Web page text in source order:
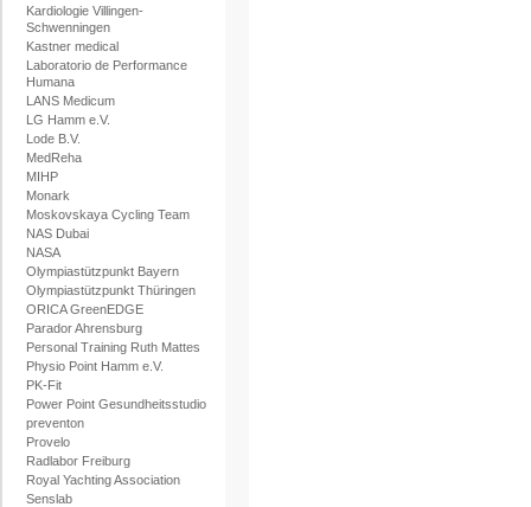
Kardiologie Villingen-
Schwenningen
Kastner medical
Laboratorio de Performance
Humana
LANS Medicum
LG Hamm e.V.
Lode B.V.
MedReha
MIHP
Monark
Moskovskaya Cycling Team
NAS Dubai
NASA
Olympiastützpunkt Bayern
Olympiastützpunkt Thüringen
ORICA GreenEDGE
Parador Ahrensburg
Personal Training Ruth Mattes
Physio Point Hamm e.V.
PK-Fit
Power Point Gesundheitsstudio
preventon
Provelo
Radlabor Freiburg
Royal Yachting Association
Senslab